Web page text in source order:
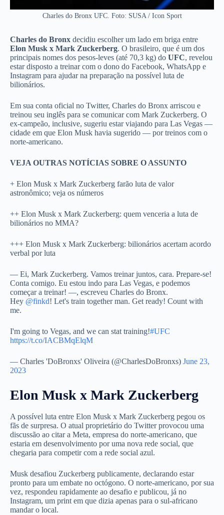
Charles do Bronx UFC. Foto: SUSA / Icon Sport
Charles do Bronx decidiu escolher um lado em briga entre
Elon Musk x Mark Zuckerberg. O brasileiro, que é um dos
principais nomes dos pesos-leves (até 70,3 kg) do UFC, revelou
estar disposto a treinar com o dono do Facebook, WhatsApp e
Instagram para ajudar na preparação na possível luta de
bilionários.
Em sua conta oficial no Twitter, Charles do Bronx arriscou e
treinou seu inglês para se comunicar com Mark Zuckerberg. O
ex-campeão, inclusive, sugeriu estar viajando para Las Vegas —
cidade em que Elon Musk havia sugerido — por treinos com o
norte-americano.
VEJA OUTRAS NOTÍCIAS SOBRE O ASSUNTO
+ Elon Musk x Mark Zuckerberg farão luta de valor
astronômico; veja os números
++ Elon Musk x Mark Zuckerberg: quem venceria a luta de
bilionários no MMA?
+++ Elon Musk x Mark Zuckerberg: bilionários acertam acordo
verbal por luta
— Ei, Mark Zuckerberg. Vamos treinar juntos, cara. Prepare-se!
Conta comigo. Eu estou indo para Las Vegas, e podemos
começar a treinar! —, escreveu Charles do Bronx.
Hey @finkd! Let's train together man. Get ready! Count with
me.
I'm going to Vegas, and we can stat training!#UFC
https://t.co/IACBMqElqM
— Charles 'DoBronxs' Oliveira (@CharlesDoBronxs) June 23,
2023
Elon Musk x Mark Zuckerberg
A possível luta entre Elon Musk x Mark Zuckerberg pegou os
fãs de surpresa. O atual proprietário do Twitter provocou uma
discussão ao citar a Meta, empresa do norte-americano, que
estaria em desenvolvimento por uma nova rede social, que
chegaria para competir com a rede social azul.
Musk desafiou Zuckerberg publicamente, declarando estar
pronto para um embate no octógono. O norte-americano, por sua
vez, respondeu rapidamente ao desafio e publicou, já no
Instagram, um print em que dizia apenas para o sul-africano
mandar o local.